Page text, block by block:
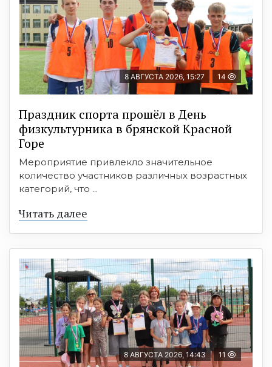
8 АВГУСТА 2026, 15:27 14
Праздник спорта прошёл в День
физкультурника в брянской Красной
Горе
Мероприятие привлекло значительное
количество участников различных возрастных
категорий, что ...
Читать далее
8 АВГУСТА 2026, 14:43 11